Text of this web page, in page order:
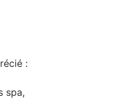
:
spa,